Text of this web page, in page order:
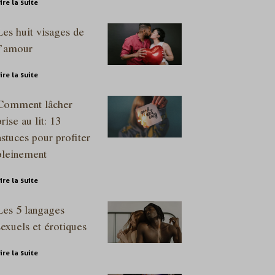
la suite
huit visages de
la suite
lâcher
au lit: 13
pour profiter
la suite
5 langages
et érotiques
la suite